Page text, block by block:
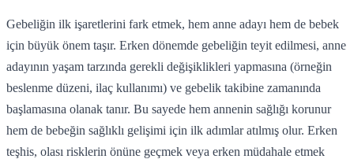
Gebeliğin ilk işaretlerini fark etmek, hem anne adayı hem de bebek
için büyük önem taşır. Erken dönemde gebeliğin teyit edilmesi, anne
adayının yaşam tarzında gerekli değişiklikleri yapmasına (örneğin
beslenme düzeni, ilaç kullanımı) ve gebelik takibine zamanında
başlamasına olanak tanır. Bu sayede hem annenin sağlığı korunur
hem de bebeğin sağlıklı gelişimi için ilk adımlar atılmış olur. Erken
teşhis, olası risklerin önüne geçmek veya erken müdahale etmek